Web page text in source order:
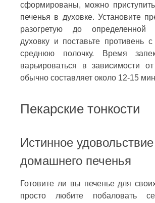
сформированы, можно
печенья в духовке. Установите
разогретую до определенной
духовку и поставьте противень
среднюю полочку. Время
варьироваться в зависимости
обычно составляет около 12-15
Пекарские тонкости
Истинное
домашнего печенья
Готовите ли вы печенье для
просто любите побаловать